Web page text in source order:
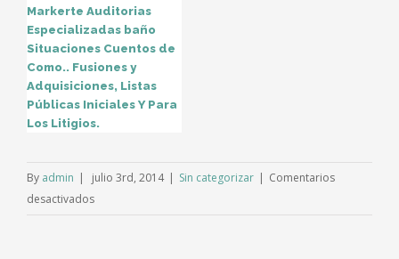
Markerte Auditorias
Especializadas baño
Situaciones Cuentos de
Como.. Fusiones y
Adquisiciones, Listas
Públicas Iniciales Y Para
Los Litigios.
By admin | julio 3rd, 2014 | Sin categorizar | Comentarios
desactivadosen